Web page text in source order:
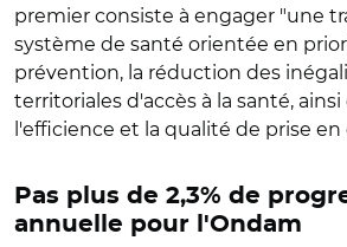
premier consiste à engager "une
système de santé orientée en
prévention, la réduction des
territoriales d'accès à la santé,
l'efficience et la qualité de prise en
Pas plus de 2,3% de
annuelle pour l'Ondam